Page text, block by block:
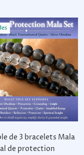
de 3 bracelets Mala
de protection